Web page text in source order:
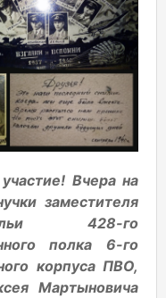
Вчера на
заместителя
428-го
полка 6-го
корпуса ПВО,
Мартыновича